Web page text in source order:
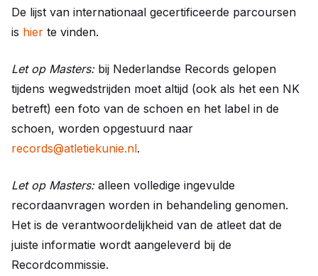
De lijst van internationaal gecertificeerde parcoursen
is hier te vinden.
Let op Masters:bij Nederlandse Records gelopen
tijdens wegwedstrijden moet altijd (ook als het een NK
betreft) een foto van de schoen en het label in de
schoen, worden opgestuurd naar
records@atletiekunie.nl.
Let op Masters: alleen volledige ingevulde
recordaanvragen worden in behandeling genomen.
Het is de verantwoordelijkheid van de atleet dat de
juiste informatie wordt aangeleverd bij de
Recordcommissie.